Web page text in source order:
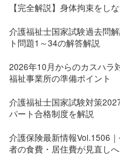
【完全解説】身体拘束をし
介護福祉士国家試験過去問
ト問題1～34の解答解説
2026年10月からのカスハラ
福祉事業所の準備ポイント
介護福祉士国家試験対策
パート合格制度を解説
介護保険最新情報Vol.1506
者の食費・居住費が見直しへ